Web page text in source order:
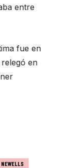
entre
fue en
en
NEWELLS